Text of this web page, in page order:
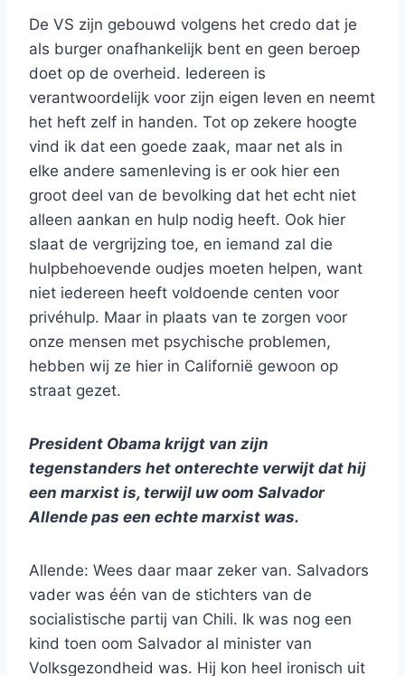
De VS zijn gebouwd volgens het credo dat je
als burger onafhankelijk bent en geen beroep
doet op de overheid. Iedereen is
verantwoordelijk voor zijn eigen leven en neemt
het heft zelf in handen. Tot op zekere hoogte
vind ik dat een goede zaak, maar net als in
elke andere samenleving is er ook hier een
groot deel van de bevolking dat het echt niet
alleen aankan en hulp nodig heeft. Ook hier
slaat de vergrijzing toe, en iemand zal die
hulpbehoevende oudjes moeten helpen, want
niet iedereen heeft voldoende centen voor
privéhulp. Maar in plaats van te zorgen voor
onze mensen met psychische problemen,
hebben wij ze hier in Californië gewoon op
straat gezet.
President Obama krijgt van zijn
tegenstanders het onterechte verwijt dat hij
een marxist is, terwijl uw oom Salvador
Allende pas een echte marxist was.
Allende: Wees daar maar zeker van. Salvadors
vader was één van de stichters van de
socialistische partij van Chili. Ik was nog een
kind toen oom Salvador al minister van
Volksgezondheid was. Hij kon heel ironisch uit